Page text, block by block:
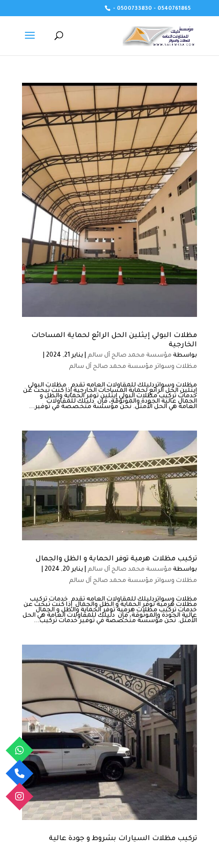
- 0500733830 - 0540761865
مظلات البولي إيثلين الحل الرائع لحماية المساحات
الخارجية
بواسطة مؤسسة محمد صالح آل سالم| يناير 21, 2024
مظلات وسواتر مؤسسة محمد صالح آل سالم
مظلات وسواتردليلك للمقاولات العامه تقدم مظلات البولي
إيثلين الحل الرائع لحماية المساحات الخارجية إذا كنت تبحث عن
خدمات تركيب مظلات البولي إيثلين توفر الحماية والظل و
الجمال عالية الجودة والموثوقة، فإن دليلك للمقاولات
العامة هي الحل الأمثل. نحن مؤسسة متخصصة في توفير...
تركيب مظلات هرمية توفر الحماية و الظل والجمال
بواسطة مؤسسة محمد صالح آل سالم| يناير 20, 2024
مظلات وسواتر مؤسسة محمد صالح آل سالم
مظلات وسواتردليلك للمقاولات العامه تقدم خدمات تركيب
مظلات هرمية توفر الحماية و الظل والجمال إذا كنت تبحث عن
خدمات تركيب مظلات هرمية توفر الحماية والظل و الجمال
عالية الجودة والموثوقة، فإن دليلك للمقاولات العامة هي الحل
الأمثل. نحن مؤسسة متخصصة في توفير خدمات تركيب...
تركيب مظلات السيارات بشروط و جودة عالية